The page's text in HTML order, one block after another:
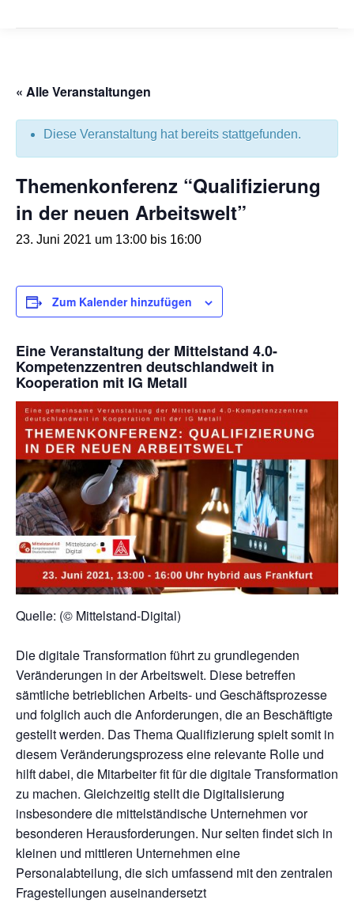
« Alle Veranstaltungen
Diese Veranstaltung hat bereits stattgefunden.
Themenkonferenz “Qualifizierung
in der neuen Arbeitswelt”
23. Juni 2021 um 13:00 bis 16:00
Eine Veranstaltung der Mittelstand 4.0-
Kompetenzzentren deutschlandweit in
Kooperation mit IG Metall
Quelle: (© Mittelstand-Digital)
Die digitale Transformation führt zu grundlegenden
Veränderungen in der Arbeitswelt. Diese betreffen
sämtliche betrieblichen Arbeits- und Geschäftsprozesse
und folglich auch die Anforderungen, die an Beschäftigte
gestellt werden. Das Thema Qualifizierung spielt somit in
diesem Veränderungsprozess eine relevante Rolle und
hilft dabei, die Mitarbeiter fit für die digitale Transformation
zu machen. Gleichzeitig stellt die Digitalisierung
insbesondere die mittelständische Unternehmen vor
besonderen Herausforderungen. Nur selten findet sich in
kleinen und mittleren Unternehmen eine
Personalabteilung, die sich umfassend mit den zentralen
Fragestellungen auseinandersetzt
Zum Kalender hinzufügen